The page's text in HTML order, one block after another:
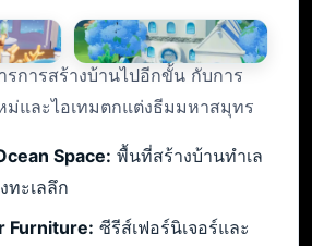
การสร้างบ้านไปอีกขั้น กับการ
ม่และไอเทมตกแต่งธีมมหาสมุทร
Space: พื้นที่สร้างบ้านทำเล
ทะเลลึก
Furniture: ซีรีส์เฟอร์นิเจอร์และ